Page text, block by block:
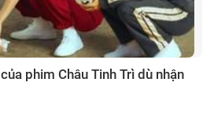
phim Châu Tinh Trì dù nhận